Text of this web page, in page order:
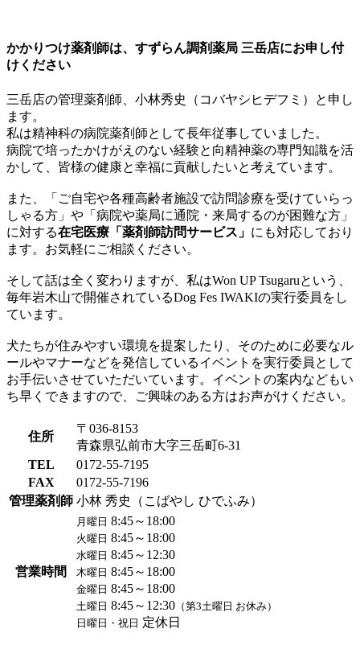
かかりつけ薬剤師は、すずらん調剤薬局 三岳店にお申し付
けください
三岳店の管理薬剤師、小林秀史（コバヤシヒデフミ）と申し
ます。
私は精神科の病院薬剤師として長年従事していました。
病院で培ったかけがえのない経験と向精神薬の専門知識を活
かして、皆様の健康と幸福に貢献したいと考えています。
また、「ご自宅や各種高齢者施設で訪問診療を受けていらっ
しゃる方」や「病院や薬局に通院・来局するのが困難な方」
に対する在宅医療「薬剤師訪問サービス」 にも対応しており
ます。お気軽にご相談ください。
そして話は全く変わりますが、私はWon UP Tsugaruという、
毎年岩木山で開催されているDog Fes IWAKIの実行委員をし
ています。
犬たちが住みやすい環境を提案したり、そのために必要なル
ールやマナーなどを発信しているイベントを実行委員として
お手伝いさせていただいています。イベントの案内などもい
ち早くできますので、ご興味のある方はお声がけください。
住所
〒036-8153
青森県弘前市大字三岳町6-31
TEL
0172-55-7195
FAX
0172-55-7196
管理薬剤師 小林 秀史（こばやし ひでふみ）
営業時間
月曜日 8:45～18:00
火曜日 8:45～18:00
水曜日 8:45～12:30
木曜日 8:45～18:00
金曜日 8:45～18:00
土曜日 8:45～12:30 （第3土曜日 お休み）
日曜日・祝日 定休日